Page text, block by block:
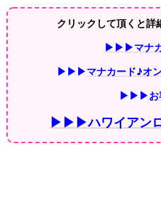
クリックして頂くと
▶▶▶マナカ
▶▶▶マナカード♪オ
▶▶▶
▶▶▶ハワイアン